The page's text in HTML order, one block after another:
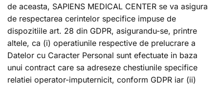
de aceasta, SAPIENS MEDICAL CENTER se va asigura
de respectarea cerintelor specifice impuse de
dispozitiile art. 28 din GDPR, asigurandu-se, printre
altele, ca (i) operatiunile respective de prelucrare a
Datelor cu Caracter Personal sunt efectuate in baza
unui contract care sa adreseze chestiunile specifice
relatiei operator-imputernicit, conform GDPR iar (ii)